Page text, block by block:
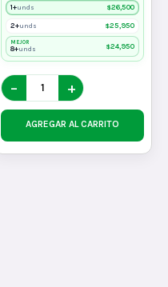
1+unds $26,500
2+unds $25,950
MEJOR
8+unds $24,950
− +
AGREGAR AL CARRITO